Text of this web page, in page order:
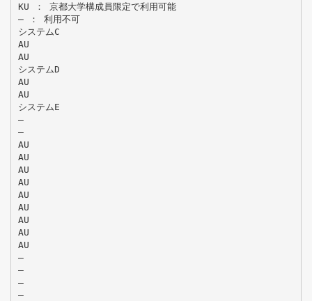
KU ： 京都大学構成員限定で利用可能
― ： 利用不可
システムC
AU
AU
システムD
AU
AU
システムE
―
―
AU
AU
AU
AU
AU
AU
AU
AU
AU
―
―
―
―